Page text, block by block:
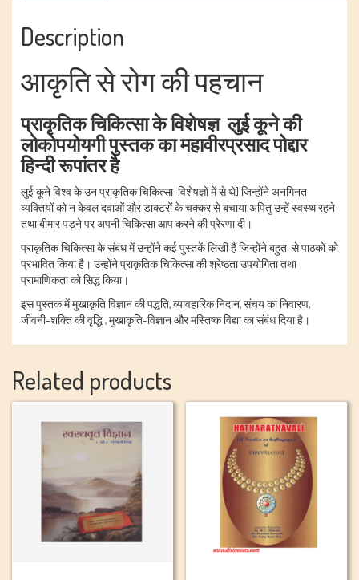
Description
आकृति से रोग की पहचान
प्राकृतिक चिकित्सा के विशेषज्ञ लुई कूने की
लोकोपयोयगी पुस्तक का महावीरप्रसाद पोद्दार
हिन्दी रूपांतर है
लुई कूने विश्व के उन प्राकृतिक चिकित्सा-विशेषज्ञों में से थे] जिन्होंने अनगिनत
व्यक्तियों को न केवल दवाओं और डाक्टरों के चक्कर से बचाया अपितु उन्हें स्वस्थ रहने
तथा बीमार पड़ने पर अपनी चिकित्सा आप करने की प्रेरणा दी।
प्राकृतिक चिकित्सा के संबंध में उन्होंने कई पुस्तकें लिखी हैं जिन्होंने बहुत-से पाठकों को
प्रभावित किया है। उन्होंने प्राकृतिक चिकित्सा की श्रेष्ठता उपयोगिता तथा
प्रामाणिकता को सिद्ध किया।
इस पुस्तक में मुखाकृति विज्ञान की पद्धति, व्यावहारिक निदान, संचय का निवारण,
जीवनी-शक्ति की वृद्धि , मुखाकृति-विज्ञान और मस्तिष्क विद्या का संबंध दिया है।
Related products